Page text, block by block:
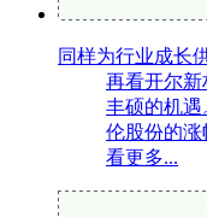
同样为行业成长
再看开尔新
丰硕的机
伦股份的涨
看更多...